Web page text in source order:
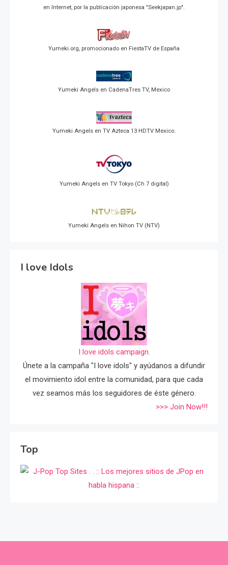
en Internet, por la publicación japonesa "Seekjapan.jp".
Yumeki.org, promocionado en FiestaTV de España
Yumeki Angels en CadenaTres TV, Mexico
Yumeki Angels en TV Azteca 13 HDTV Mexico.
Yumeki Angels en TV Tokyo (Ch 7 digital)
Yumeki Angels en Nihon TV (NTV)
I love Idols
I love idols campaign.
Únete a la campaña "I love idols" y ayúdanos a difundir
el movimiento idol entre la comunidad, para que cada
vez seamos más los seguidores de éste género.
>>> Join Now!!!
Top